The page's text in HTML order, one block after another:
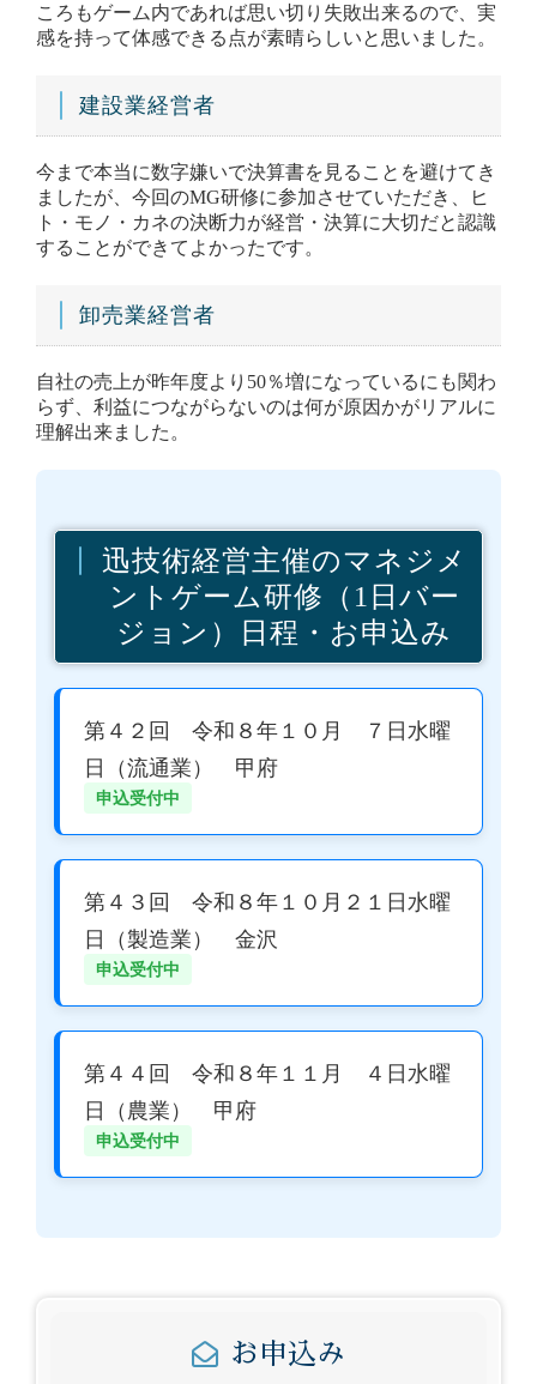
ころもゲーム内であれば思い切り失敗出来るので、実
感を持って体感できる点が素晴らしいと思いました。
建設業経営者
今まで本当に数字嫌いで決算書を見ることを避けてき
ましたが、今回のMG研修に参加させていただき、ヒ
ト・モノ・カネの決断力が経営・決算に大切だと認識
することができてよかったです。
卸売業経営者
自社の売上が昨年度より50％増になっているにも関わ
らず、利益につながらないのは何が原因かがリアルに
理解出来ました。
迅技術経営主催のマネジメ
ントゲーム研修（1日バー
ジョン）日程・お申込み
第４２回 令和８年１０月 ７日水曜
日（流通業） 甲府
申込受付中
第４３回 令和８年１０月２１日水曜
日（製造業） 金沢
申込受付中
第４４回 令和８年１１月 ４日水曜
日（農業） 甲府
申込受付中
お申込み